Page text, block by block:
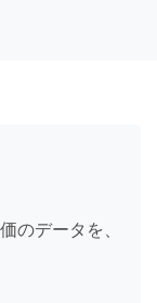
のデータを、